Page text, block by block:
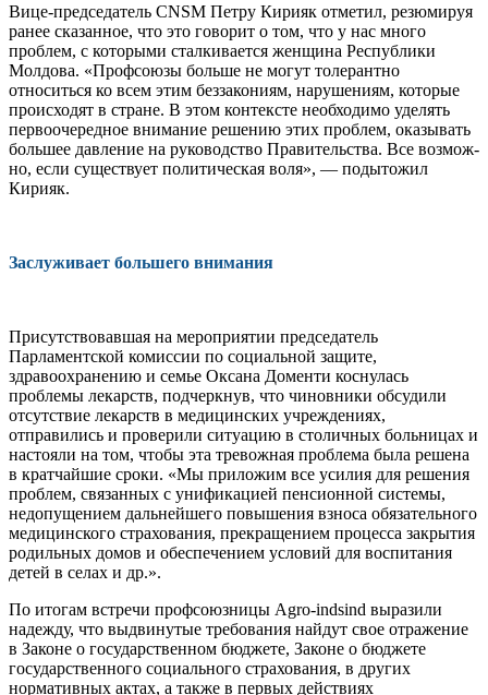
Вице-председатель CNSM Петру Кири­як отметил, резюмируя
ранее сказанное, что это говорит о том, что у нас много
проблем, с которыми сталкивается женщина Республики
Молдова. «Профсоюзы больше не мо­гут толерантно
относиться ко всем этим без­закониям, нарушениям, которые
происхо­дят в стране. В этом контексте необходимо уделять
первоочередное внимание решению этих проблем, оказывать
большее давление на руководство Правительства. Все возмож­
но, если существует политическая воля», — подытожил
Кирияк.
Заслуживает большего внимания
Присутствовавшая на мероприятии пред­седатель
Парламентской комиссии по со­циальной защите,
здравоохранению и се­мье Оксана Доменти коснулась
проблемы лекарств, подчеркнув, что чиновники об­судили
отсутствие лекарств в медицинских учреждениях,
отправились и проверили си­туацию в столичных больницах и
настояли на том, чтобы эта тревожная проблема была решена
в кратчайшие сроки. «Мы приложим все усилия для решения
проблем, связанных с унификацией пенсионной системы,
недо­пущением дальнейшего повышения взноса обязательного
медицинского страхования, прекращением процесса закрытия
родиль­ных домов и обеспечением условий для вос­питания
детей в селах и др.».
По итогам встречи профсоюзницы Agro-indsind выразили
надежду, что выдвинутые требования найдут свое отражение
в Законе о государственном бюджете, Законе о бюд­жете
государственного социального страхо­вания, в других
нормативных актах, а также в первых действиях